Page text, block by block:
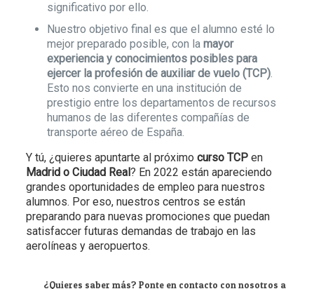
significativo por ello.
Nuestro objetivo final es que el alumno esté lo
mejor preparado posible, con la mayor
experiencia y conocimientos posibles para
ejercer la profesión de auxiliar de vuelo (TCP).
Esto nos convierte en una institución de
prestigio entre los departamentos de recursos
humanos de las diferentes compañías de
transporte aéreo de España.
Y tú, ¿quieres apuntarte al próximo curso TCPen
Madrid o Ciudad Real? En 2022 están apareciendo
grandes oportunidades de empleo para nuestros
alumnos. Por eso, nuestros centros se están
preparando para nuevas promociones que puedan
satisfaccer futuras demandas de trabajo en las
aerolíneas y aeropuertos.
¿Quieres saber más? Ponte en contacto con nosotros a